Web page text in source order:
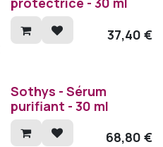
37,40 €
Sothys - Sérum
purifiant - 30 ml
68,80 €